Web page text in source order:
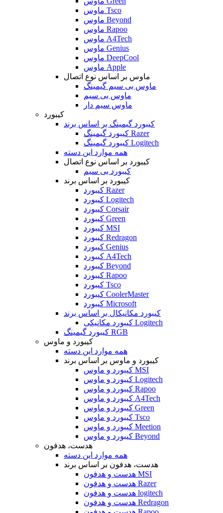
ماوس Tsco
ماوس Beyond
ماوس Rapoo
ماوس A4Tech
ماوس Genius
ماوس DeepCool
ماوس Apple
ماوس بر اساس نوع اتصال
ماوس بی سیم گیمینگ
ماوس بی سیم
ماوس سیم دار
کیبورد
کیبورد گیمینگ بر اساس برند
کیبورد گیمینگ Razer
کیبورد گیمینگ Logitech
همه موارد این دسته
کیبورد بر اساس نوع اتصال
کیبورد بی سیم
کیبورد بر اساس برند
کیبورد Razer
کیبورد Logitech
کیبورد Corsair
کیبورد Green
کیبورد MSI
کیبورد Redragon
کیبورد Genius
کیبورد A4Tech
کیبورد Beyond
کیبورد Rapoo
کیبورد Tsco
کیبورد CoolerMaster
کیبورد Microsoft
کیبورد مکانیکال بر اساس برند
کیبورد مکانیکی Logitech
کیبورد گیمینگ RGB
کیبورد و ماوس
همه موارد این دسته
کیبورد و ماوس بر اساس برند
کیبورد و ماوس MSI
کیبورد و ماوس Logitech
کیبورد و ماوس Rapoo
کیبورد و ماوس A4Tech
کیبورد و ماوس Green
کیبورد و ماوس Tsco
کیبورد و ماوس Meetion
کیبورد و ماوس Beyond
هدست، هدفون
همه موارد این دسته
هدست، هدفون بر اساس برند
هدست و هدفون MSI
هدست و هدفون Razer
هدست و هدفون logitech
هدست و هدفون Redragon